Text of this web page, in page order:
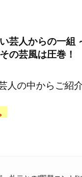
芸人からの一組
の芸風は圧巻！
人の中からご紹